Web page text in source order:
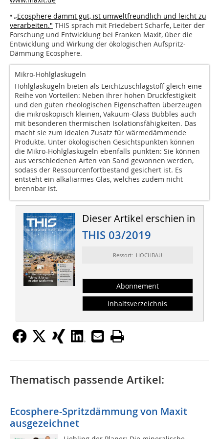
• „Ecosphere dämmt gut, ist umweltfreundlich und leicht zu
verarbeiten." THIS sprach mit Friedebert Scharfe, Leiter der
Forschung und Entwicklung bei Franken Maxit, über die
Entwicklung und Wirkung der ökologischen Aufspritz-
Dämmung Ecosphere.
Mikro-Hohlglaskugeln
Hohlglaskugeln bieten als Leichtzuschlagstoff gleich eine
Reihe von Vorteilen: Neben ihrer hohen Druckfestigkeit
und den guten rheologischen Eigenschaften überzeugen
die mikroskopisch kleinen, Vakuum-Glass Bubbles auch
mit besonderen thermischen Isolationsfähigkeiten. Das
macht sie zum idealen Zusatz für wärmedämmende
Produkte. Unter ökologischen Gesichtspunkten können
die Mikro-Hohlglaskugeln ebenfalls punkten: Sie können
aus verschiedenen Arten von Sand gewonnen werden,
sodass der Ressourcenfortbestand gesichert ist. Es
entsteht ein alkaliarmes Glas, welches zudem nicht
brennbar ist.
Dieser Artikel erschien in
THIS 03/2019
Ressort: HOCHBAU
Abonnement
Inhaltsverzeichnis
Thematisch passende Artikel:
Ecosphere-Spritzdämmung von Maxit
ausgezeichnet